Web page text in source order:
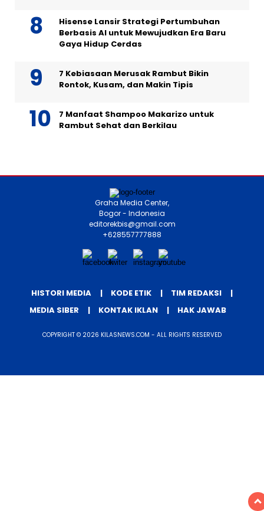
Hisense Lansir Strategi Pertumbuhan
Berbasis AI untuk Mewujudkan Era Baru
Gaya Hidup Cerdas
7 Kebiasaan Merusak Rambut Bikin
Rontok, Kusam, dan Makin Tipis
7 Manfaat Shampoo Makarizo untuk
Rambut Sehat dan Berkilau
Graha Media Center,
Bogor - Indonesia
editorekbis@gmail.com
+628557777888
HISTORI MEDIA KODE ETIK
TIM REDAKSI
MEDIA SIBER
KONTAK IKLAN HAK JAWAB
COPYRIGHT © 2026 KILASNEWS.COM - ALL RIGHTS RESERVED